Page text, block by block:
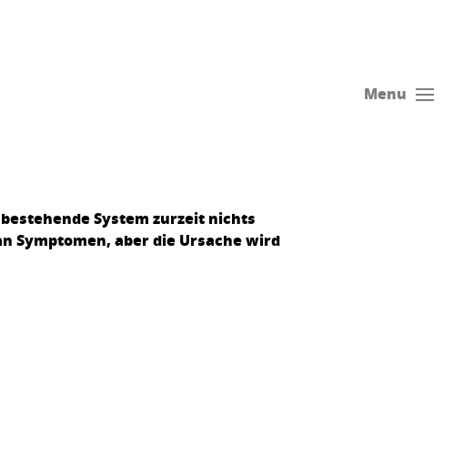
Menu
System zurzeit nichts
Symptomen, aber die Ursache wird